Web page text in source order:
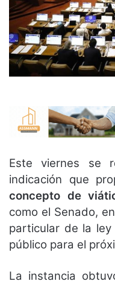
Este viernes se
indicación que
concepto de
como el Senado,
particular de la
público para el
La instancia